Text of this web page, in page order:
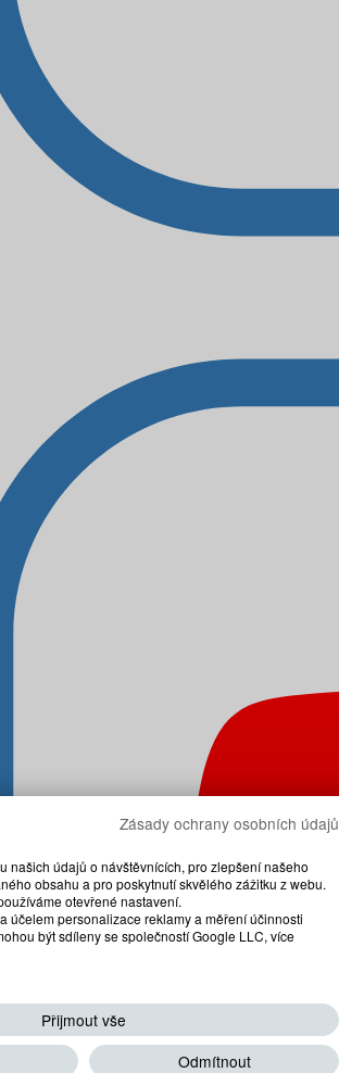
Zásady ochrany osobních údajů
našich údajů o návštěvnících, pro zlepšení našeho
obsahu a pro poskytnutí skvělého zážitku z webu.
otevřené nastavení.
účelem personalizace reklamy a měření účinnosti
být sdíleny se společností Google LLC, více
Přijmout vše
Odmítnout